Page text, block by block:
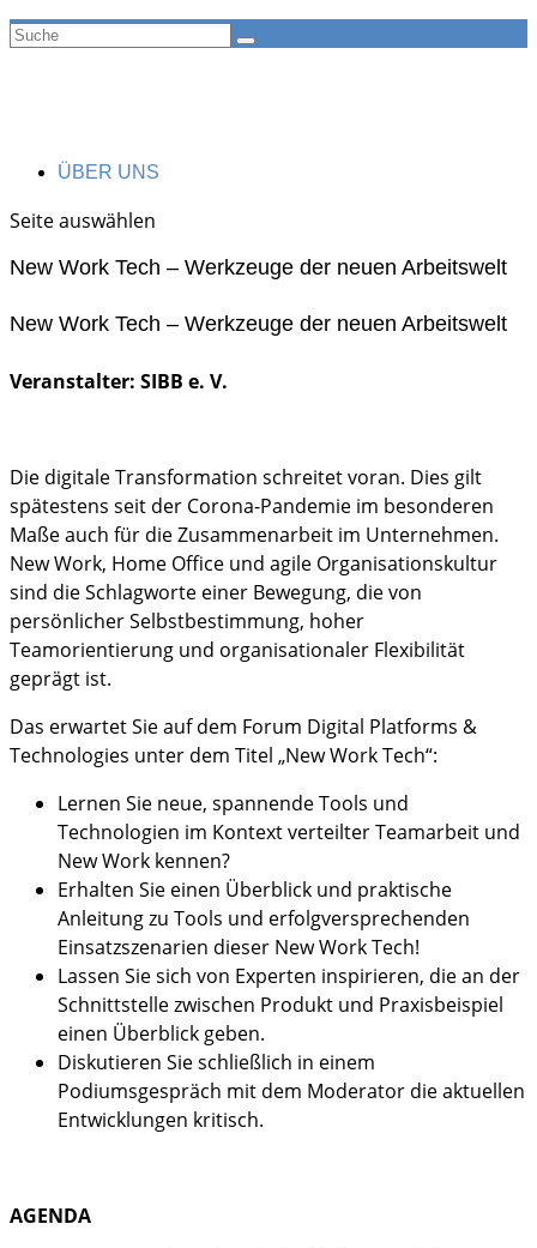
ÜBER UNS
Seite auswählen
New Work Tech – Werkzeuge der neuen Arbeitswelt
New Work Tech – Werkzeuge der neuen Arbeitswelt
Veranstalter: SIBB e. V.
Die digitale Transformation schreitet voran. Dies gilt
spätestens seit der Corona-Pandemie im besonderen
Maße auch für die Zusammenarbeit im Unternehmen.
New Work, Home Office und agile Organisationskultur
sind die Schlagworte einer Bewegung, die von
persönlicher Selbstbestimmung, hoher
Teamorientierung und organisationaler Flexibilität
geprägt ist.
Das erwartet Sie auf dem Forum Digital Platforms &
Technologies unter dem Titel „New Work Tech“:
Lernen Sie neue, spannende Tools und
Technologien im Kontext verteilter Teamarbeit und
New Work kennen?
Erhalten Sie einen Überblick und praktische
Anleitung zu Tools und erfolgversprechenden
Einsatzszenarien dieser New Work Tech!
Lassen Sie sich von Experten inspirieren, die an der
Schnittstelle zwischen Produkt und Praxisbeispiel
einen Überblick geben.
Diskutieren Sie schließlich in einem
Podiumsgespräch mit dem Moderator die aktuellen
Entwicklungen kritisch.
AGENDA